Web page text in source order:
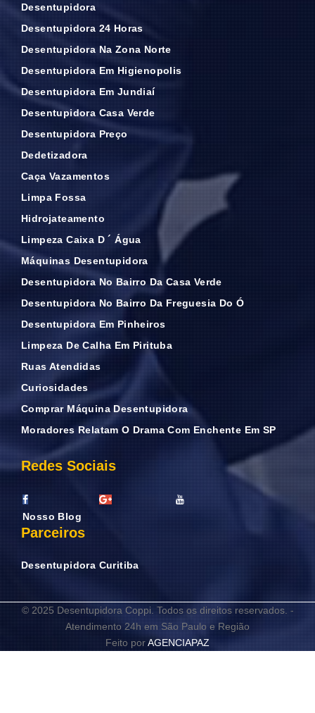
Desentupidora
Desentupidora 24 Horas
Desentupidora Na Zona Norte
Desentupidora Em Higienopolis
Desentupidora Em Jundiaí
Desentupidora Casa Verde
Desentupidora Preço
Dedetizadora
Caça Vazamentos
Limpa Fossa
Hidrojateamento
Limpeza Caixa D ´ Água
Máquinas Desentupidora
Desentupidora No Bairro Da Casa Verde
Desentupidora No Bairro Da Freguesia Do Ó
Desentupidora Em Pinheiros
Limpeza De Calha Em Pirituba
Ruas Atendidas
Curiosidades
Comprar Máquina Desentupidora
Moradores Relatam O Drama Com Enchente Em SP
Redes Sociais
Nosso Blog
Parceiros
Desentupidora Curitiba
© 2025 Desentupidora Coppi. Todos os direitos reservados. -
Atendimento 24h em São Paulo e Região
Feito porAGENCIAPAZ